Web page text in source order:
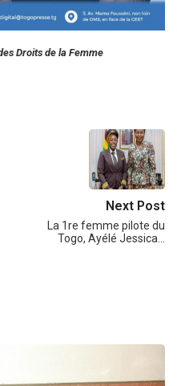
Droits de la Femme
Next Post
La 1re femme pilote du
Togo, Ayélé Jessica…